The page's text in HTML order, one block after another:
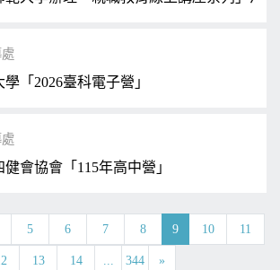
「2026臺科電子營」
會協會「115年高中營」
5 6 7 8 9 10 11
13 14 ... 344 »